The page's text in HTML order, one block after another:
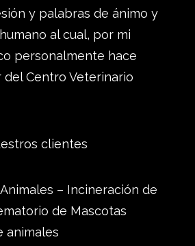
y palabras de ánimo y
al cual, por mi
personalmente hace
del Centro Veterinario
clientes
– Incineración de
de Mascotas
animales